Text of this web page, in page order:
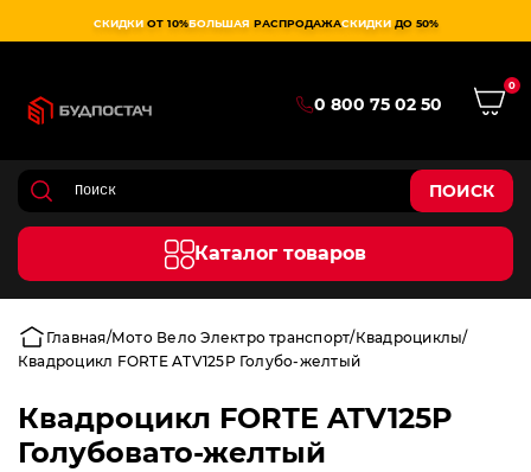
СКИДКИ ОТ 10%БОЛЬШАЯ РАСПРОДАЖАСКИДКИ ДО 50%
0 800 75 02 50
0
ПОИСК
Каталог товаров
Главная Мото Вело Электро транспорт Квадроциклы
Квадроцикл FORTE ATV125P Голубо-желтый
Квадроцикл FORTE ATV125P
Голубовато-желтый